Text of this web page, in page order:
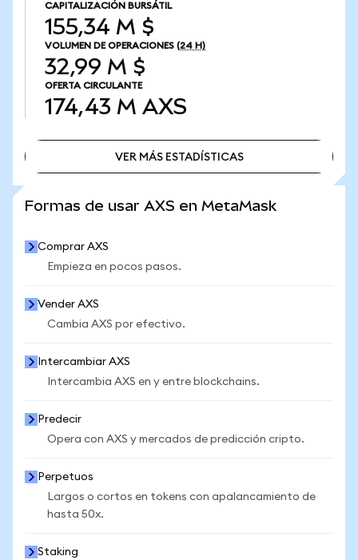
CAPITALIZACIÓN BURSÁTIL
155,34 M $
VOLUMEN DE OPERACIONES (24 H)
32,99 M $
OFERTA CIRCULANTE
174,43 M AXS
VER MÁS ESTADÍSTICAS
Formas de usar AXS en MetaMask
Comprar AXS
Empieza en pocos pasos.
Vender AXS
Cambia AXS por efectivo.
Intercambiar AXS
Intercambia AXS en y entre blockchains.
Predecir
Opera con AXS y mercados de predicción cripto.
Perpetuos
Largos o cortos en tokens con apalancamiento de
hasta 50x.
Staking